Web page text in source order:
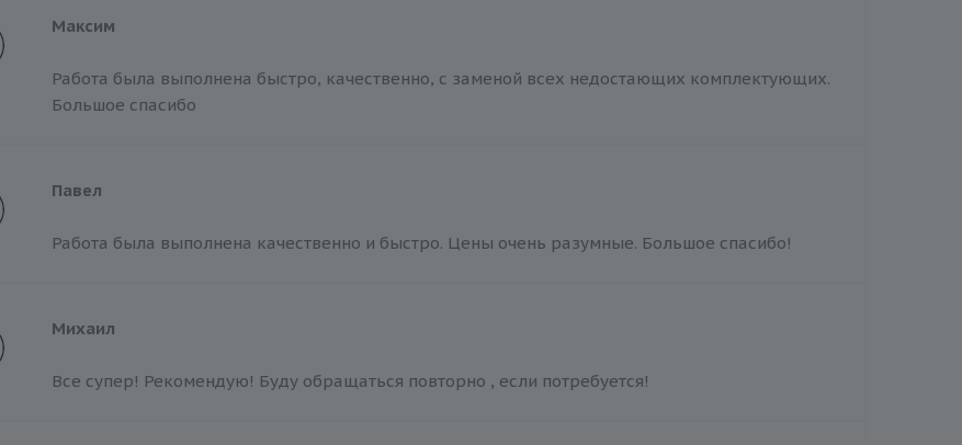
Максим
Работа была выполнена быстро, качественно, с заменой всех недостающих комплектующих.
Большое спасибо
Павел
Работа была выполнена качественно и быстро. Цены очень разумные. Большое спасибо!
Михаил
Все супер! Рекомендую! Буду обращаться повторно , если потребуется!